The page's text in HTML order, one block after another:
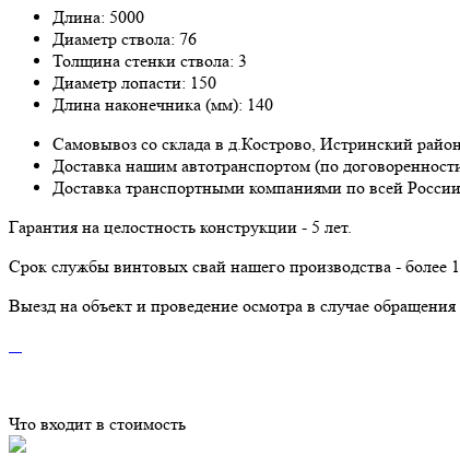
Длина: 5000
Диаметр ствола: 76
Толщина стенки ствола: 3
Диаметр лопасти: 150
Длина наконечника (мм): 140
Самовывоз со склада в д.Кострово, Истринский
Доставка нашим автотранспортом (по
Доставка транспортными компаниями по всей
Гарантия на целостность конструкции - 5 лет.
Срок службы винтовых свай нашего производства - более
Выезд на объект и проведение осмотра в случае
Что входит в стоимость